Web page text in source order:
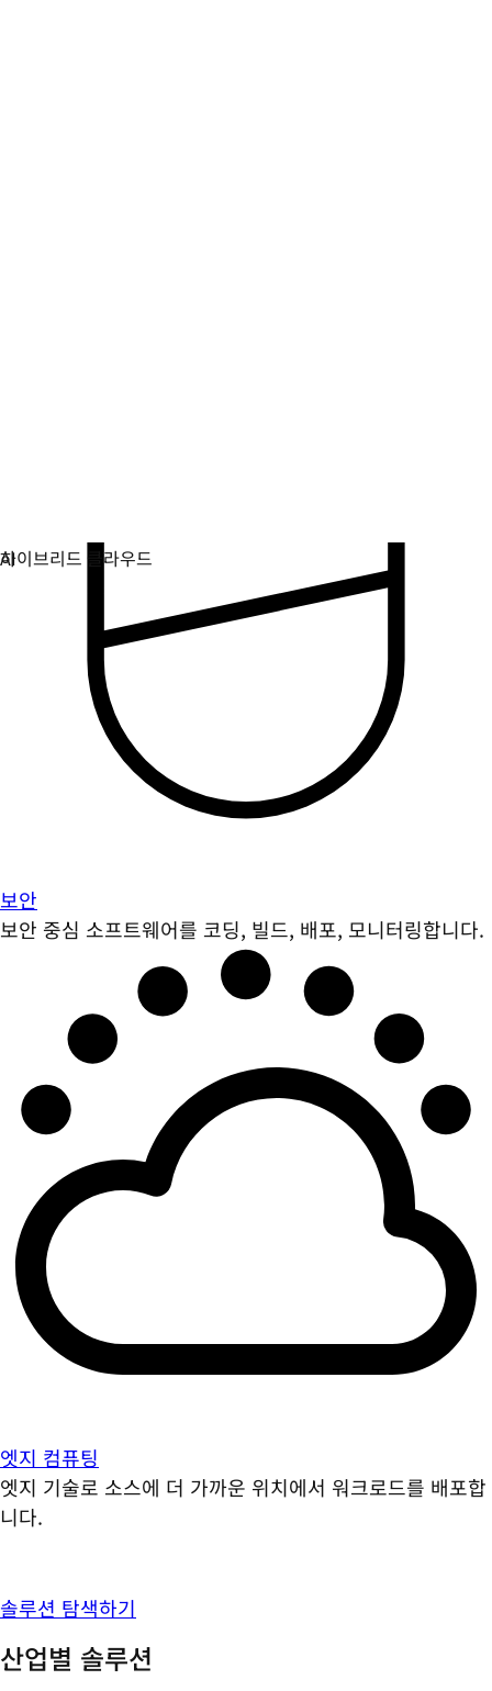
보안
보안 중심 소프트웨어를 코딩, 빌드, 배포, 모니터링합니다.
엣지 컴퓨팅
엣지 기술로 소스에 더 가까운 위치에서 워크로드를 배포합
니다.
솔루션 탐색하기
산업별 솔루션